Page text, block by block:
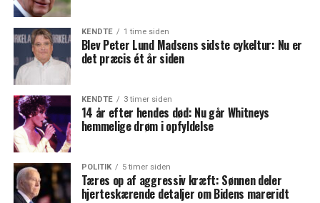
KENDTE 1 time siden
Blev Peter Lund Madsens sidste cykeltur: Nu er
det præcis ét år siden
KENDTE 3 timer siden
14 år efter hendes død: Nu går Whitneys
hemmelige drøm i opfyldelse
POLITIK 5 timer siden
Tæres op af aggressiv kræft: Sønnen deler
hjerteskærende detaljer om Bidens mareridt